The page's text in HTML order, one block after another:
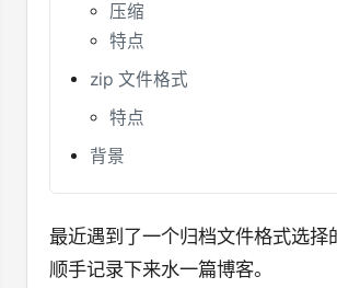
压缩
特点
zip 文件格式
特点
背景
最近遇到了一个归档文件格式选择
顺手记录下来水一篇博客。